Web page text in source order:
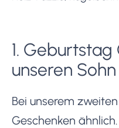
1.
unseren Sohn
Bei unserem
Geschenken